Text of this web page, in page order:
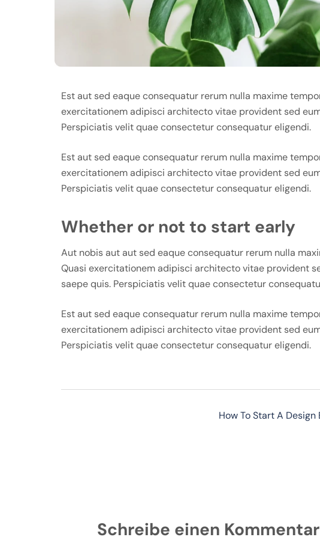
Est aut sed eaque consequatur rerum nulla maxime
exercitationem adipisci architecto vitae provident sed
Perspiciatis velit quae consectetur consequatur eligendi.
Est aut sed eaque consequatur rerum nulla maxime
exercitationem adipisci architecto vitae provident sed
Perspiciatis velit quae consectetur consequatur eligendi.
Whether or not to start early
Aut nobis aut aut sed eaque consequatur rerum nulla
Quasi exercitationem adipisci architecto vitae provident
saepe quis. Perspiciatis velit quae consectetur
Est aut sed eaque consequatur rerum nulla maxime
exercitationem adipisci architecto vitae provident sed
Perspiciatis velit quae consectetur consequatur eligendi.
How To Start A Design
Schreibe einen Kommentar